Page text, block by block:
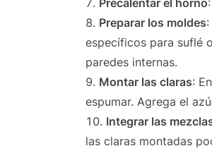
Preparar los moldes
específicos para suflé
paredes internas.
Montar las claras:
espumar. Agrega el
Integrar las
las claras montadas